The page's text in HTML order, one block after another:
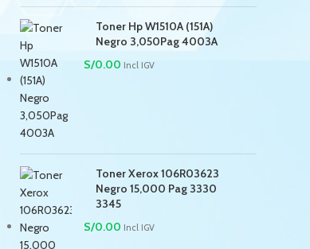
Toner Hp W1510A (151A)
Negro 3,050Pag 4003A
S/0.00 Incl IGV
Toner Xerox 106R03623
Negro 15,000 Pag 3330
3345
S/0.00 Incl IGV